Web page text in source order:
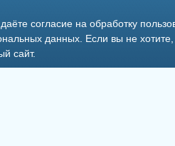
согласие на обработку
данных . Если вы не
сайт.